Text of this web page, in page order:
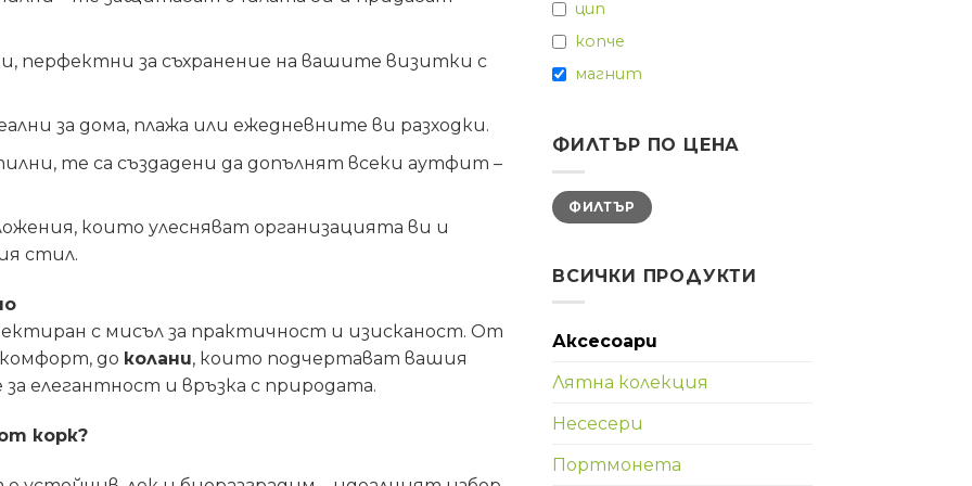
перфектни за съхранение на вашите визитки с
за дома, плажа или ежедневните ви разходки.
те са създадени да допълнят всеки аутфит –
които улесняват организацията ви и
стил.
с мисъл за практичност и изисканост. От
до колани, които подчертават вашия
елегантност и връзка с природата.
корк?
цип
копче
магнит
ФИЛТЪР ПО ЦЕНА
Минимална
цена
Максимална
ценаФИЛТЪР
ВСИЧКИ ПРОДУКТИ
Аксесоари
Лятна колекция
Несесери
Портмонета